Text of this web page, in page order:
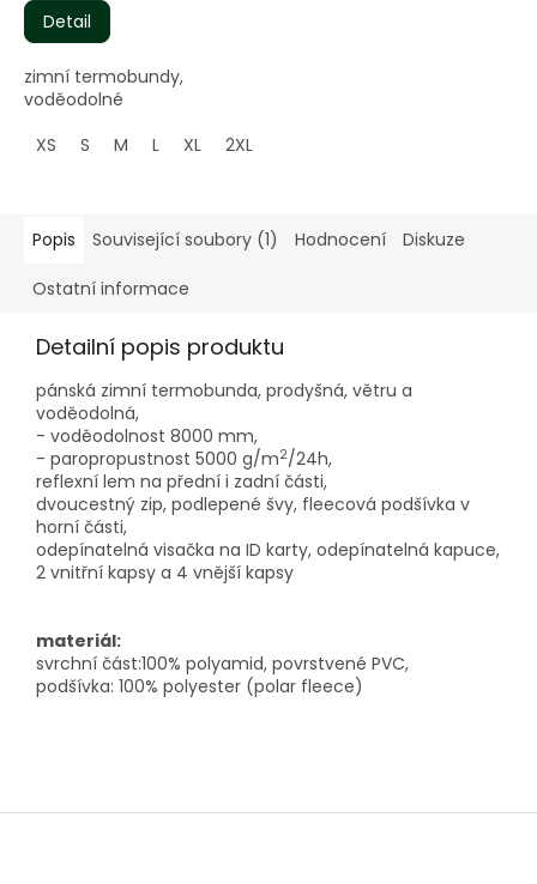
Detail
zimní termobundy,
voděodolné
XS
S M L XL 2XL
Popis Související soubory (1) Hodnocení Diskuze
Ostatní informace
Detailní popis produktu
pánská zimní termobunda, prodyšná, větru a
voděodolná,
- voděodolnost 8000 mm,
- paropropustnost 5000 g/m2/24h,
reflexní lem na přední i zadní části,
dvoucestný zip, podlepené švy, fleecová podšívka v
horní části,
odepínatelná visačka na ID karty, odepínatelná kapuce,
2 vnitřní kapsy a 4 vnější kapsy
materiál:
svrchní část:100% polyamid, povrstvené PVC,
podšívka: 100% polyester (polar fleece)
Z